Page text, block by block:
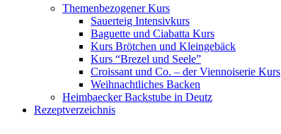
Themenbezogener Kurs
Sauerteig Intensivkurs
Baguette und Ciabatta Kurs
Kurs Brötchen und Kleingebäck
Kurs “Brezel und Seele”
Croissant und Co. – der Viennoiserie Kurs
Weihnachtliches Backen
Heimbaecker Backstube in Deutz
Rezeptverzeichnis